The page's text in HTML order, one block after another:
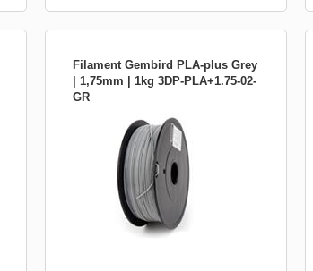
Filament Gembird PLA-plus Grey
| 1,75mm | 1kg 3DP-PLA+1.75-02-
GR
Tlačová struna Typ tlačovej struny: PLA
Dostupné farby tlačovej struny: sivá
Priemer tlačovej struny: 1.75 mm Dĺžka
tlačovej struny na roli: 330 m Tolerance of
the diameter: 0.05 mm Podtlaková ochrana
proti vlhkosti: N...